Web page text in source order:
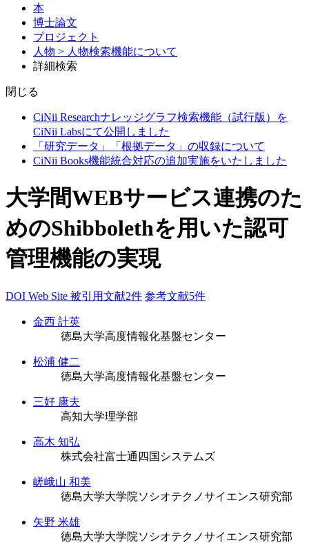
本
博士論文
プロジェクト
人物 > 人物検索機能について
詳細検索
閉じる
CiNii Researchナレッジグラフ検索機能（試行版）を
CiNii Labsにて公開しました
「研究データ」「根拠データ」の収録について
CiNii Books機能統合対応の追加実施をいたしました
大学間WEBサービス連携のた
めのShibbolethを用いた認可
管理機能の実現
DOI Web Site 被引用文献2件 参考文献5件
金西 計英
徳島大学高度情報化基盤センター
松浦 健二
徳島大学高度情報化基盤センター
三好 康夫
高知大学理学部
高木 知弘
株式会社富士通四国システムズ
嵯峨山 和美
徳島大学大学院ソシオテクノサイエンス研究部
矢野 米雄
徳島大学大学院ソシオテクノサイエンス研究部